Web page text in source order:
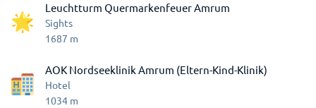
Leuchtturm Quermarkenfeuer Amrum
Sights
1687 m
AOK Nordseeklinik Amrum (Eltern-Kind-Klinik)
Hotel
1034 m